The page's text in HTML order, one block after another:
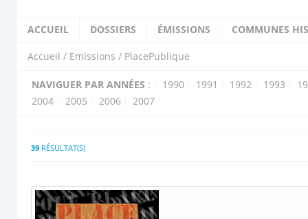
ACCUEIL DOSSIERS ÉMISSIONS COMMUNES
Accueil / Emissions / PlacePublique
NAVIGUER PAR ANNÉES : 1990 1991 1992 1993
2004
2005 2006 2007
39 RÉSULTAT(S)